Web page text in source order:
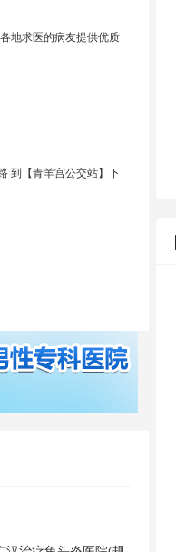
地求医的病友提供优质
到【青羊宫公交站】下